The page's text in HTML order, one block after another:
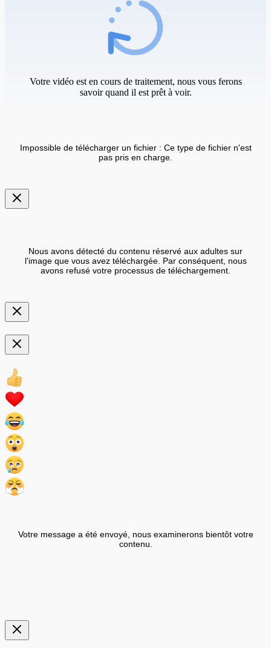
Votre vidéo est en cours de traitement, nous vous ferons
savoir quand il est prêt à voir.
Impossible de télécharger un fichier : Ce type de fichier n'est
pas pris en charge.
Nous avons détecté du contenu réservé aux adultes sur
l'image que vous avez téléchargée. Par conséquent, nous
avons refusé votre processus de téléchargement.
Votre message a été envoyé, nous examinerons bientôt votre
contenu.